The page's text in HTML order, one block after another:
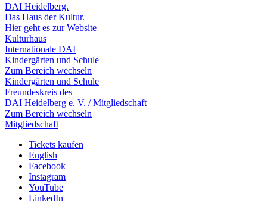
DAI Heidelberg.
Das Haus der Kultur.
Hier geht es zur Website
Kulturhaus
Internationale DAI
Kindergärten und Schule
Zum Bereich wechseln
Kindergärten und Schule
Freundeskreis des
DAI Heidelberg e. V. / Mitgliedschaft
Zum Bereich wechseln
Mitgliedschaft
Tickets kaufen
English
Facebook
Instagram
YouTube
LinkedIn